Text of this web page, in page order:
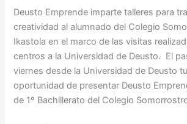
Deusto Emprende imparte talleres para
creatividad al alumnado del Colegio
Ikastola en el marco de las visitas
centros a la Universidad de Deusto. El
viernes desde la Universidad de Deusto
oportunidad de presentar Deusto
de 1º Bachillerato del Colegio